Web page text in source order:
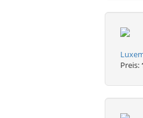
Preis: